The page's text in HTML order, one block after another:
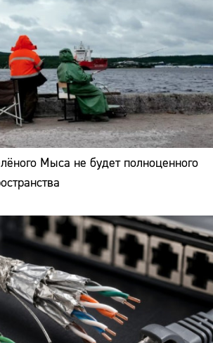
Мыса не будет полноценного